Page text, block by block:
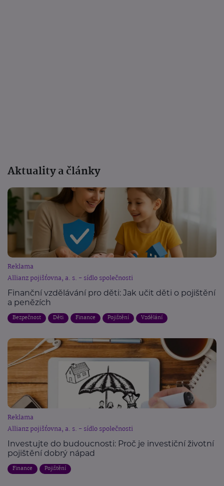
Aktuality a články
Reklama
Allianz pojišťovna, a. s. - sídlo společnosti
Finanční vzdělávání pro děti: Jak učit děti o pojištění
a penězích
Bezpečnost Děti Finance Pojištění Vzdělání
Reklama
Allianz pojišťovna, a. s. - sídlo společnosti
Investujte do budoucnosti: Proč je investiční životní
pojištění dobrý nápad
Finance Pojištění